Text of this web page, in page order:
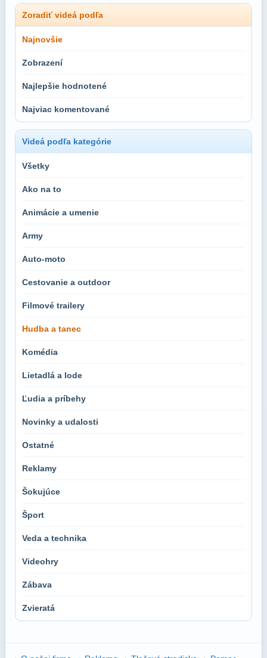
Zoradiť videá podľa
Najnovšie
Zobrazení
Najlepšie hodnotené
Najviac komentované
Videá podľa kategórie
Všetky
Ako na to
Animácie a umenie
Army
Auto-moto
Cestovanie a outdoor
Filmové trailery
Hudba a tanec
Komédia
Lietadlá a lode
Ľudia a príbehy
Novinky a udalosti
Ostatné
Reklamy
Šokujúce
Šport
Veda a technika
Videohry
Zábava
Zvieratá